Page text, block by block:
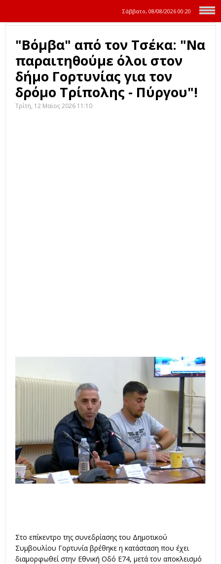
Σάββατο, 08/08/2026 00:20
"Βόμβα" από τον Τσέκα: "Να
παραιτηθούμε όλοι στον
δήμο Γορτυνίας για τον
δρόμο Τρίπολης - Πύργου"!
Τρίτη, 12 Μαϊος 2026 11:10
Στο επίκεντρο της συνεδρίασης του Δημοτικού
Συμβουλίου Γορτυνία βρέθηκε η κατάσταση που έχει
διαμορφωθεί στην Εθνική Οδό Ε74, μετά τον αποκλεισμό